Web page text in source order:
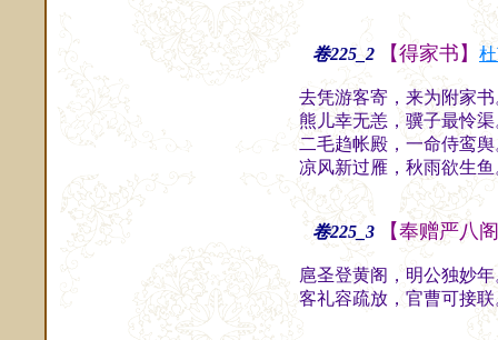
卷225_2 【得家书】
去凭游客寄，来为附家
熊儿幸无恙，骥子最怜
二毛趋帐殿，一命侍鸾
凉风新过雁，秋雨欲生
卷225_3 【奉赠严八
扈圣登黄阁，明公独妙
客礼容疏放，官曹可接